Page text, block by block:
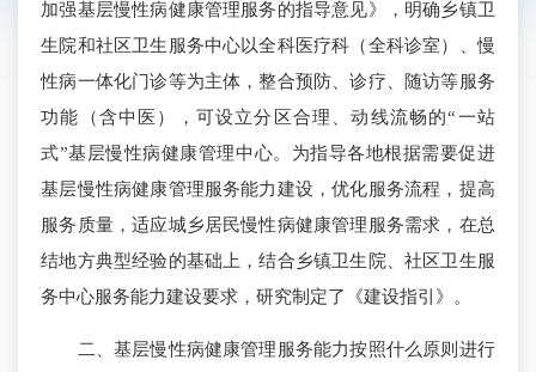
加强基层慢性病健康管理服务的指导意见》，明确乡镇卫
生院和社区卫生服务中心以全科医疗科（全科诊室）、慢
性病一体化门诊等为主体，整合预防、诊疗、随访等服务
功能（含中医），可设立分区合理、动线流畅的“一站
式”基层慢性病健康管理中心。为指导各地根据需要促进
基层慢性病健康管理服务能力建设，优化服务流程，提高
服务质量，适应城乡居民慢性病健康管理服务需求，在总
结地方典型经验的基础上，结合乡镇卫生院、社区卫生服
务中心服务能力建设要求，研究制定了《建设指引》。
二、基层慢性病健康管理服务能力按照什么原则进行